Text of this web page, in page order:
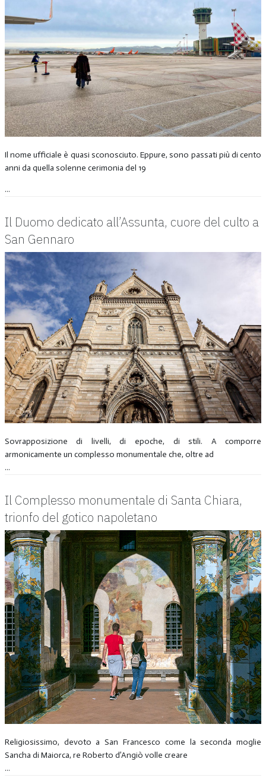
Il nome ufficiale è quasi sconosciuto. Eppure, sono passati più di cento
anni da quella solenne cerimonia del 19
...
Il Duomo dedicato all’Assunta, cuore del culto a
San Gennaro
Sovrapposizione di livelli, di epoche, di stili. A comporre
armonicamente un complesso monumentale che, oltre ad
...
Il Complesso monumentale di Santa Chiara,
trionfo del gotico napoletano
Religiosissimo, devoto a San Francesco come la seconda moglie
Sancha di Maiorca, re Roberto d’Angiò volle creare
...